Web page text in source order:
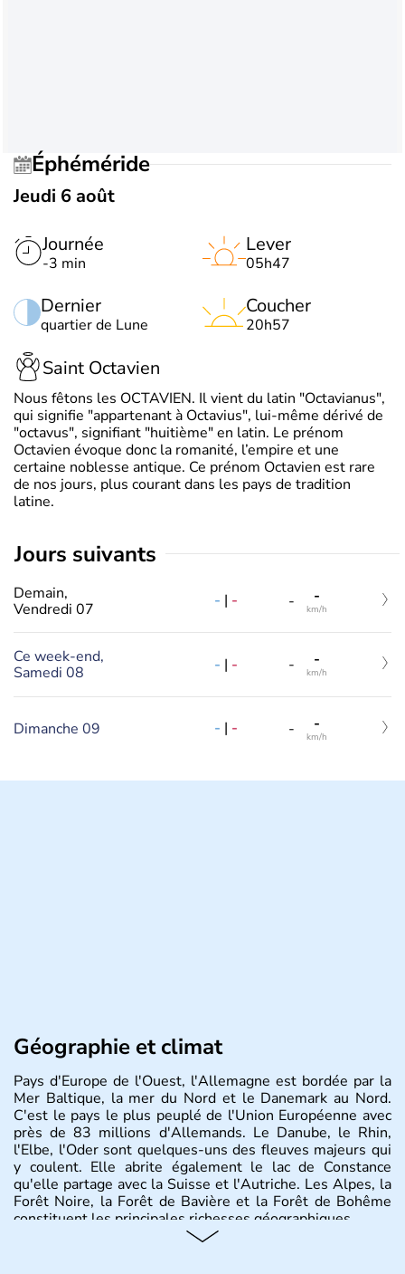
Éphéméride
Jeudi 6 août
Journée
-3 min
Dernier
quartier de Lune
Lever
05h47
Coucher
20h57
Saint Octavien
Nous fêtons les OCTAVIEN. Il vient du latin "Octavianus",
qui signifie "appartenant à Octavius", lui-même dérivé de
"octavus", signifiant "huitième" en latin. Le prénom
Octavien évoque donc la romanité, l’empire et une
certaine noblesse antique. Ce prénom Octavien est rare
de nos jours, plus courant dans les pays de tradition
latine.
jours suivants
Demain,
Vendredi 07
- | - - -
km/h
Ce week-end,
Samedi 08
- | - - -
km/h
Dimanche 09 - | - - -
km/h
Géographie et climat
Pays d'Europe de l'Ouest, l'Allemagne est bordée par la
Mer Baltique, la mer du Nord et le Danemark au Nord.
C'est le pays le plus peuplé de l'Union Européenne avec
près de 83 millions d'Allemands. Le Danube, le Rhin,
l'Elbe, l'Oder sont quelques-uns des fleuves majeurs qui
y coulent. Elle abrite également le lac de Constance
qu'elle partage avec la Suisse et l'Autriche. Les Alpes, la
Forêt Noire, la Forêt de Bavière et la Forêt de Bohême
constituent les principales richesses géographiques.